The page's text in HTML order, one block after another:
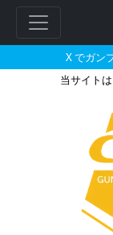
X でガン
当サイト
HG 1/144